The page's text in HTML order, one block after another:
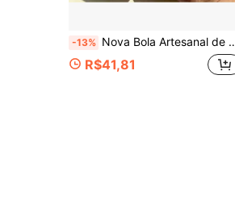
-13% Nova Bola Artesanal de Alívio de Estresse com Som Crocante Ativado, Brinquedo de Comida Realista em Formato de Barra de Manteiga, Textura Macia e Mastigável
R$41,81